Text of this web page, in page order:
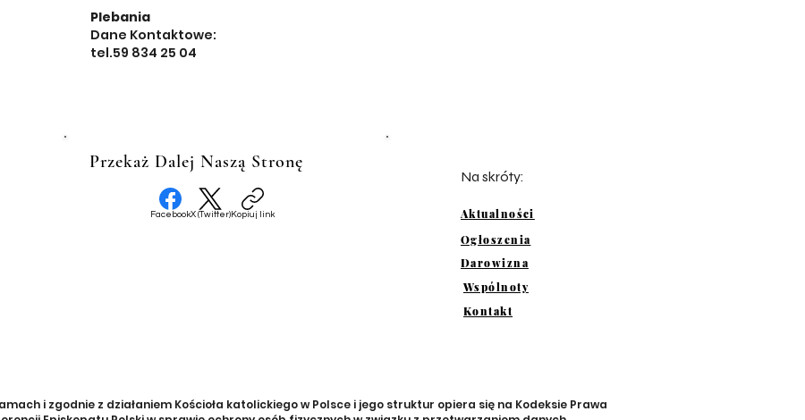
Plebania
Dane Kontaktowe:
tel.59 834 25 04
Przekaż Dalej Naszą Stronę
FacebookX (Twitter)Kopiuj link
Na skróty:
Aktualności
Ogłoszenia
Darowizna
Wspólnoty
Kontakt
i zgodnie z działaniem Kościoła katolickiego w Polsce i jego struktur opiera się na Kodeksie Prawa